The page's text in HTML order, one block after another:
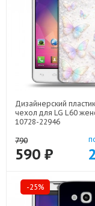
Дизайнерский
чехол для LG L60
10728-22946
790
590 ₽
-25%